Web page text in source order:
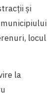
și
locul
la